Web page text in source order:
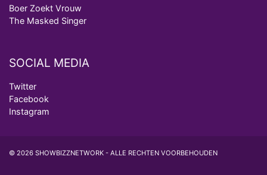
Boer Zoekt Vrouw
The Masked Singer
SOCIAL MEDIA
Twitter
Facebook
Instagram
© 2026 SHOWBIZZNETWORK - ALLE RECHTEN VOORBEHOUDEN